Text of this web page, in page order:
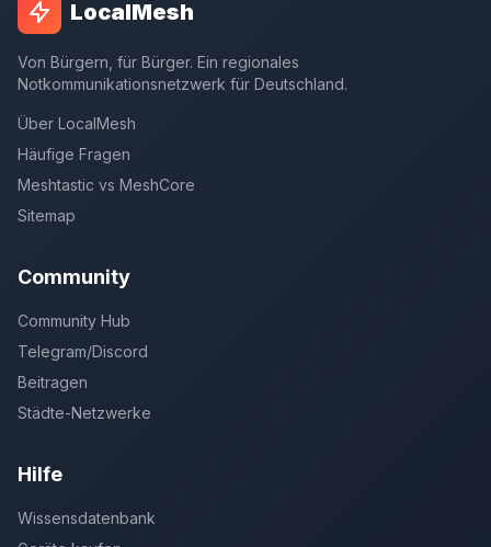
LocalMesh
Von Bürgern, für Bürger. Ein regionales
Notkommunikationsnetzwerk für Deutschland.
Über LocalMesh
Häufige Fragen
Meshtastic vs MeshCore
Sitemap
Community
Community Hub
Telegram/Discord
Beitragen
Städte-Netzwerke
Hilfe
Wissensdatenbank